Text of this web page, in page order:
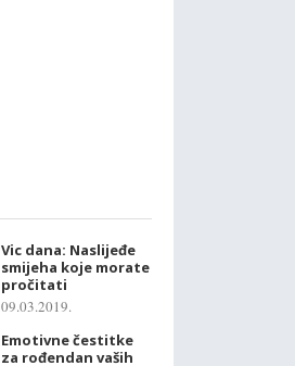
Vic dana: Naslijeđe
smijeha koje morate
pročitati
09.03.2019.
Emotivne čestitke
za rođendan vaših